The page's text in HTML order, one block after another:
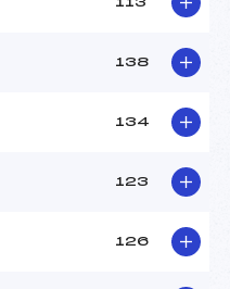
138
134
123
126